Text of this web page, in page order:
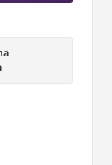
kit de